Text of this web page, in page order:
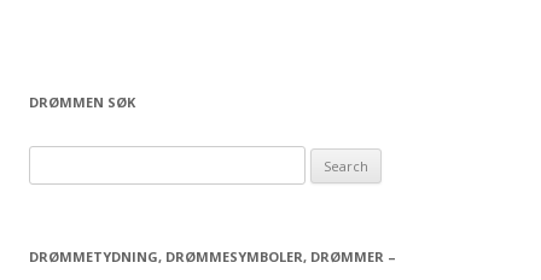
DRØMMEN SØK
e
rDRØMMETYDNING, DRØMMESYMBOLER, DRØMMER –